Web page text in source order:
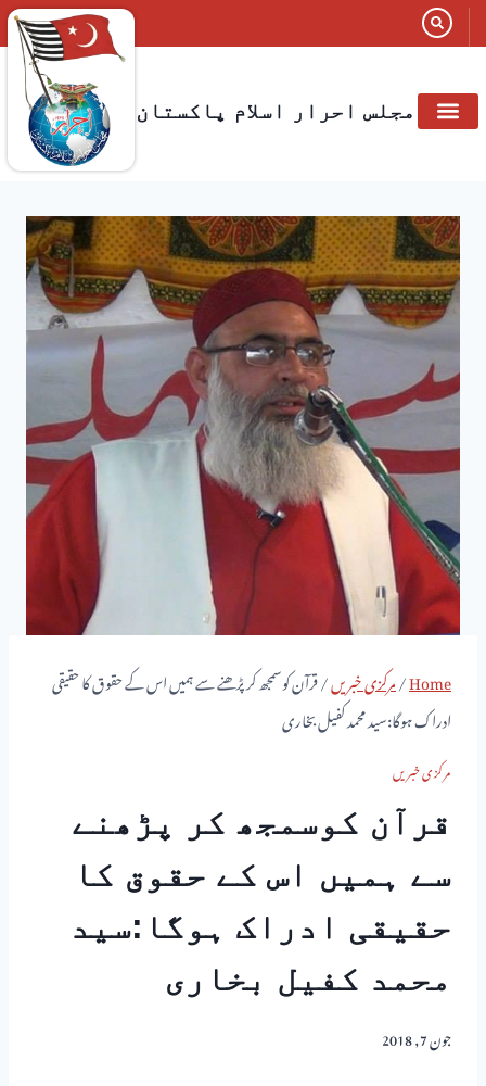
مجلس احرار اسلام پاکستان
Home
/مرکزی خبریں/قرآن کوسمجھ کر پڑھنے سے ہمیں اس کے حقوق کا حقیقی
ادراک ہوگا:سید محمد کفیل بخاری
مرکزی خبریں
قرآن کوسمجھ کر پڑھنے
سے ہمیں اس کے حقوق کا
حقیقی ادراک ہوگا:سید
محمد کفیل بخاری
جون 7, 2018